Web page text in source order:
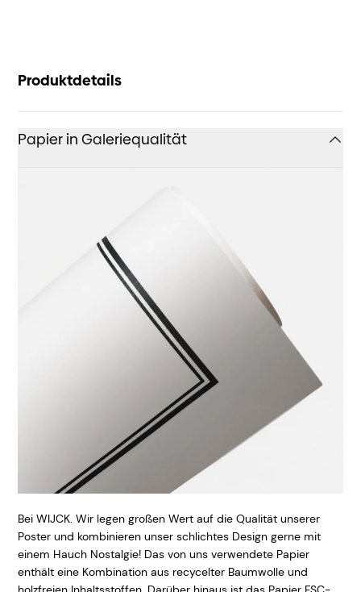
Produktdetails
Papier in Galeriequalität
Bei WIJCK. Wir legen großen Wert auf die Qualität unserer
Poster und kombinieren unser schlichtes Design gerne mit
einem Hauch Nostalgie! Das von uns verwendete Papier
enthält eine Kombination aus recycelter Baumwolle und